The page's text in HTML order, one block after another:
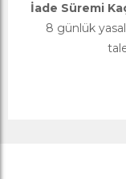
İade Süremi
8 günlük